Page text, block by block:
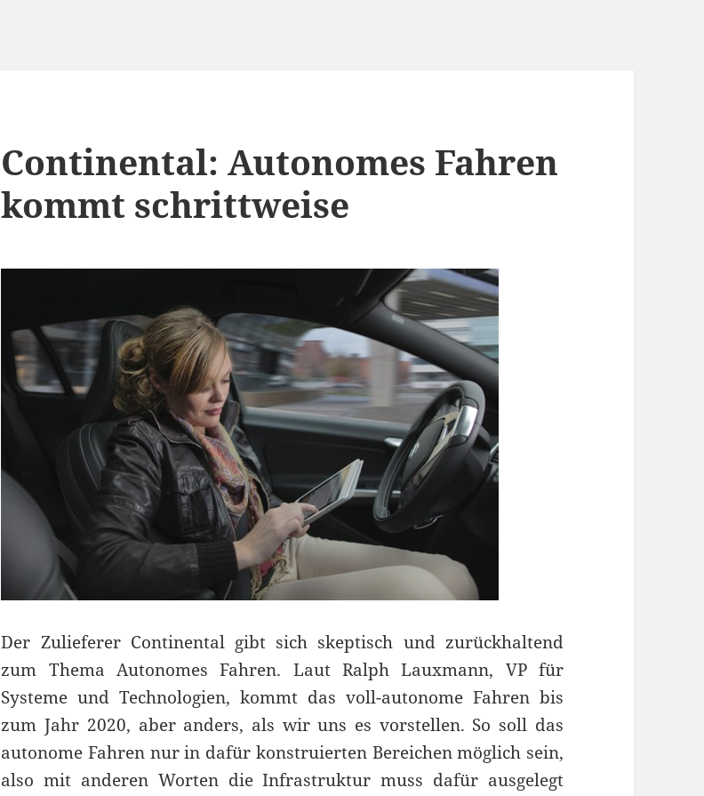
Continental: Autonomes Fahren
kommt schrittweise
Der Zulieferer Continental gibt sich skeptisch und zurückhaltend
zum Thema Autonomes Fahren. Laut Ralph Lauxmann, VP für
Systeme und Technologien, kommt das voll-autonome Fahren bis
zum Jahr 2020, aber anders, als wir uns es vorstellen. So soll das
autonome Fahren nur in dafür konstruierten Bereichen möglich sein,
also mit anderen Worten die Infrastruktur muss dafür ausgelegt